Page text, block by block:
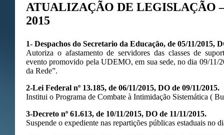
ATUALIZAÇÃO DE LEGISLAÇÃO
2015
1- Despachos do Secretario da Educação, de 05/11/2015,
Autoriza o afastamento de servidores das classes de
evento promovido pela UDEMO, em sua sede, no dia 09/11/
da Rede”.
2-Lei Federal nº 13.185, de 06/11/2015, DO de 09/11/2015.
Institui o Programa de Combate à Intimidação Sistemática (
3-Decreto nº 61.613, de 10/11/2015, DO de 11/11/2015.
Suspende o expediente nas repartições públicas estaduais no